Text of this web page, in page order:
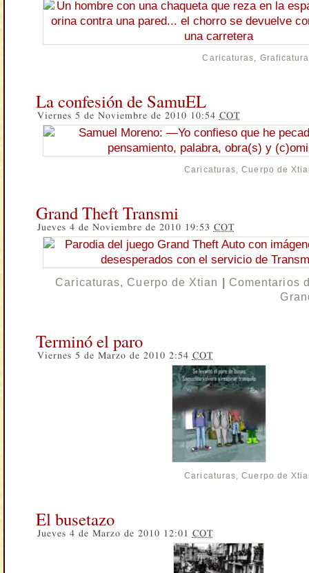
Caricaturas,
La confesión de SamuEL
Viernes 5 de Noviembre de 2010 10:54 COT
Caricaturas,Cuerpo de
Grand Theft Transmi
Jueves 4 de Noviembre de 2010 19:53 COT
Caricaturas, Cuerpo de Xtian
Comentarios
Terminó el paro
Viernes 5 de Marzo de 2010 2:54 COT
Caricaturas,Cuerpo de
El busetazo
Jueves 4 de Marzo de 2010 12:01 COT